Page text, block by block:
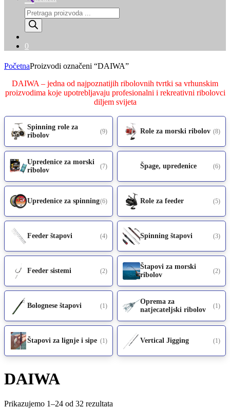
Products
search
0
PočetnaProizvodi označeni “DAIWA”
DAIWA – jedna od najpoznatijih ribolovnih tvrtki sa vrhunskim
proizvodima koje upotrebljavaju profesionalni i rekreativni ribolovci
diljem svijeta
Spinning role za
ribolov
(9) Role za morski ribolov (8)
Upredenice za morski
ribolov
(7) Špage, upredenice (6)
Upredenice za spinning(6) Role za feeder (5)
Feeder štapovi (4) Spinning štapovi (3)
Feeder sistemi (2)
Štapovi za morski
ribolov
(2)
Bolognese štapovi (1)
Oprema za
natjecateljski ribolov
(1)
Štapovi za lignje i sipe (1) Vertical Jigging (1)
DAIWA
Prikazujemo 1–24 od 32 rezultata